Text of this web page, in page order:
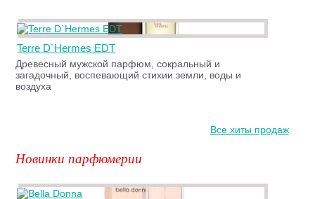
Terre D`Hermes EDT
Древесный мужской парфюм, сокральный и
загадочный, воспевающий стихии земли, воды и
воздуха
Все хиты продаж
Новинки парфюмерии